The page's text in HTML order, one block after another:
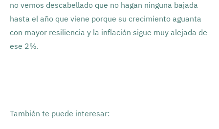
no vemos descabellado que no hagan ninguna bajada
hasta el año que viene porque su crecimiento aguanta
con mayor resiliencia y la inflación sigue muy alejada de
ese 2%.
También te puede interesar: